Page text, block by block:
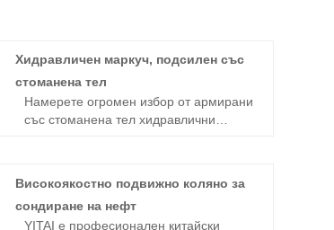
Хидравличен маркуч, подсилен със
стоманена тел
Намерете огромен избор от армирани
със стоманена тел хидравлични
продукти имат добро ценово
предимство и покриват повечето
Високоякостно подвижно коляно за
сондиране на нефт
YITAI е професионален китайски